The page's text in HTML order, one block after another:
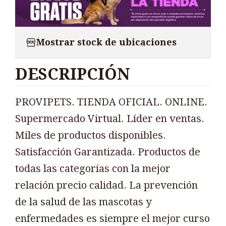
Mostrar stock de ubicaciones
DESCRIPCIÓN
PROVIPETS. TIENDA OFICIAL. ONLINE.
Supermercado Virtual. Líder en ventas.
Miles de productos disponibles.
Satisfacción Garantizada. Productos de
todas las categorías con la mejor
relación precio calidad. La prevención
de la salud de las mascotas y
enfermedades es siempre el mejor curso